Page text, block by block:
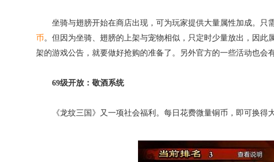
坐骑与翅膀开始在商店出现，可为玩家提供大量属性加成。只
币。但因为坐骑、翅膀的上架与宠物相似，只定时少量放出，因
架的游戏公告，就要做好抢购的准备了。另外官方的一些活动也会
69级开放：敬酒系统
《龙纹三国》又一项社会福利。每日花费微量铜币，即可换得大